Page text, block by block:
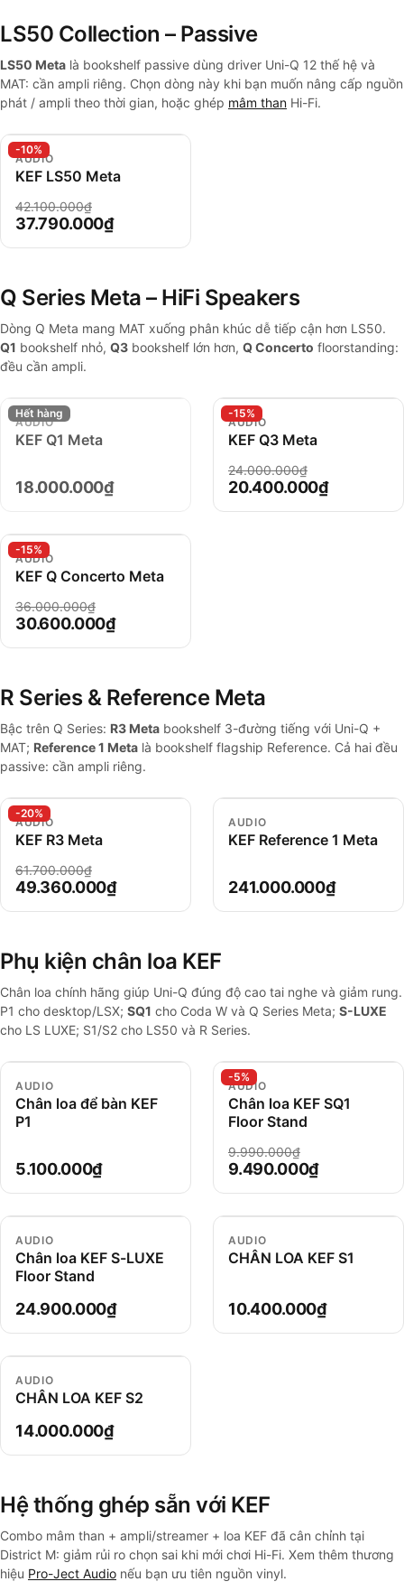
LS50 Collection – Passive
LS50 Meta là bookshelf passive dùng driver Uni-Q 12 thế hệ và
MAT: cần ampli riêng. Chọn dòng này khi bạn muốn nâng cấp nguồn
phát / ampli theo thời gian, hoặc ghép mâm than Hi-Fi.
-10%
AUDIO
KEF LS50 Meta
37.790.000₫
42.100.000₫
Q Series Meta – HiFi Speakers
Dòng Q Meta mang MAT xuống phân khúc dễ tiếp cận hơn LS50.
Q1 bookshelf nhỏ, Q3 bookshelf lớn hơn, Q Concerto floorstanding:
đều cần ampli.
Hết hàng
AUDIO
KEF Q1 Meta
18.000.000₫
-15%
AUDIO
KEF Q3 Meta
20.400.000₫
24.000.000₫
-15%
AUDIO
KEF Q Concerto Meta
30.600.000₫
36.000.000₫
R Series & Reference Meta
Bậc trên Q Series: R3 Meta bookshelf 3-đường tiếng với Uni-Q +
MAT; Reference 1 Meta là bookshelf flagship Reference. Cả hai đều
passive: cần ampli riêng.
-20%
AUDIO
KEF R3 Meta
49.360.000₫
61.700.000₫
AUDIO
KEF Reference 1 Meta
241.000.000₫
Phụ kiện chân loa KEF
Chân loa chính hãng giúp Uni-Q đúng độ cao tai nghe và giảm rung.
P1 cho desktop/LSX; SQ1 cho Coda W và Q Series Meta; S-LUXE
cho LS LUXE; S1/S2 cho LS50 và R Series.
AUDIO
Chân loa để bàn KEF
P1
5.100.000₫
-5%
AUDIO
Chân loa KEF SQ1
Floor Stand
9.490.000₫
9.990.000₫
AUDIO
Chân loa KEF S-LUXE
Floor Stand
24.900.000₫
AUDIO
CHÂN LOA KEF S1
10.400.000₫
AUDIO
CHÂN LOA KEF S2
14.000.000₫
Hệ thống ghép sẵn với KEF
Combo mâm than + ampli/streamer + loa KEF đã cân chỉnh tại
District M: giảm rủi ro chọn sai khi mới chơi Hi-Fi. Xem thêm thương
hiệu Pro-Ject Audio nếu bạn ưu tiên nguồn vinyl.